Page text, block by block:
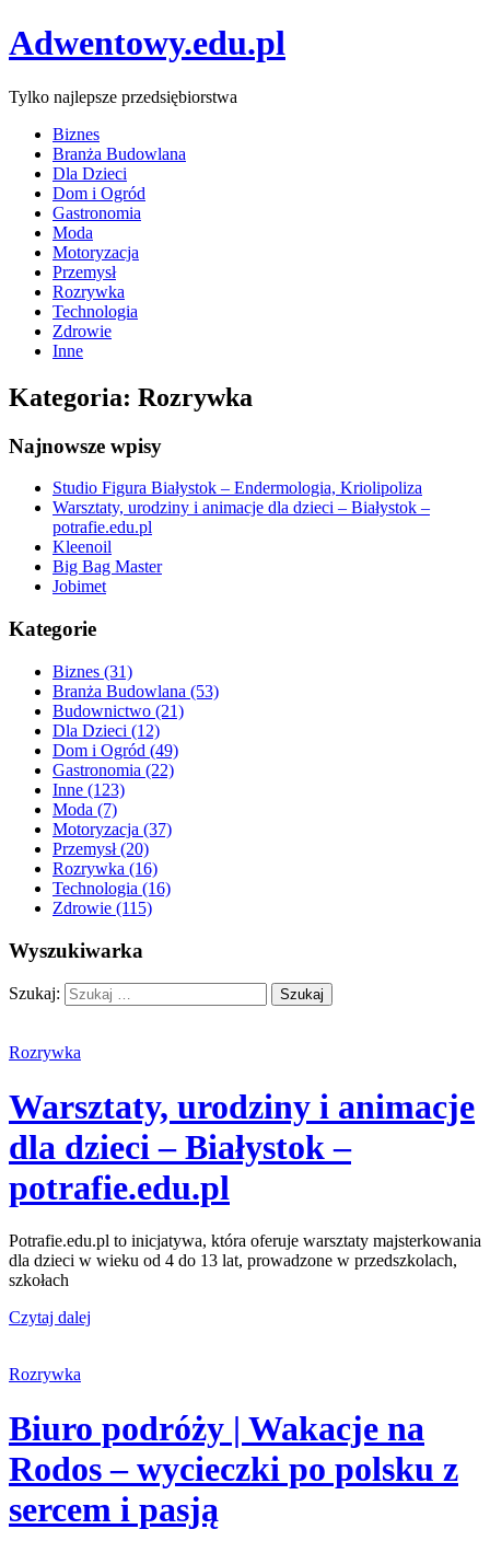
Adwentowy.edu.pl
Tylko najlepsze przedsiębiorstwa
Biznes
Branża Budowlana
Dla Dzieci
Dom i Ogród
Gastronomia
Moda
Motoryzacja
Przemysł
Rozrywka
Technologia
Zdrowie
Inne
Kategoria: Rozrywka
Najnowsze wpisy
Studio Figura Białystok – Endermologia, Kriolipoliza
Warsztaty, urodziny i animacje dla dzieci – Białystok –
potrafie.edu.pl
Kleenoil
Big Bag Master
Jobimet
Kategorie
Biznes (31)
Branża Budowlana (53)
Budownictwo (21)
Dla Dzieci (12)
Dom i Ogród (49)
Gastronomia (22)
Inne (123)
Moda (7)
Motoryzacja (37)
Przemysł (20)
Rozrywka (16)
Technologia (16)
Zdrowie (115)
Wyszukiwarka
Szukaj:
Rozrywka
Warsztaty, urodziny i animacje
dla dzieci – Białystok –
potrafie.edu.pl
Potrafie.edu.pl to inicjatywa, która oferuje warsztaty majsterkowania
dla dzieci w wieku od 4 do 13 lat, prowadzone w przedszkolach,
szkołach
Czytaj dalej
Rozrywka
Biuro podróży | Wakacje na
Rodos – wycieczki po polsku z
sercem i pasją